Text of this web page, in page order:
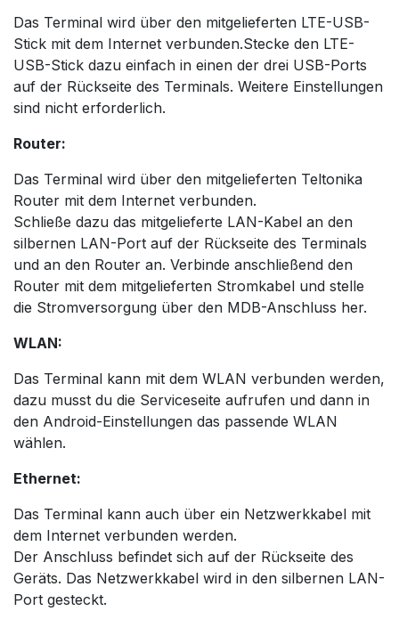
Das Terminal wird über den mitgelieferten LTE-USB-
Stick mit dem Internet verbunden.Stecke den LTE-
USB-Stick dazu einfach in einen der drei USB-Ports
auf der Rückseite des Terminals. Weitere Einstellungen
sind nicht erforderlich.
Router:
Das Terminal wird über den mitgelieferten Teltonika
Router mit dem Internet verbunden.
Schließe dazu das mitgelieferte LAN-Kabel an den
silbernen LAN-Port auf der Rückseite des Terminals
und an den Router an. Verbinde anschließend den
Router mit dem mitgelieferten Stromkabel und stelle
die Stromversorgung über den MDB-Anschluss her.
WLAN:
Das Terminal kann mit dem WLAN verbunden werden,
dazu musst du die Serviceseite aufrufen und dann in
den Android-Einstellungen das passende WLAN
wählen.
Ethernet:
Das Terminal kann auch über ein Netzwerkkabel mit
dem Internet verbunden werden.
Der Anschluss befindet sich auf der Rückseite des
Geräts. Das Netzwerkkabel wird in den silbernen LAN-
Port gesteckt.